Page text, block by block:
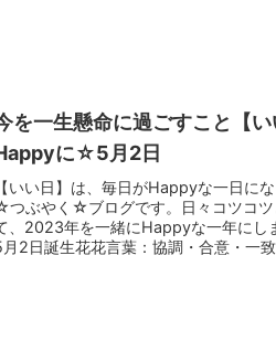
を一生懸命に過ごすこと【
に☆5月2日
いい日】は、毎日がHappyな一日に
ぶやく☆ブログです。日々コツコ
、2023年を一緒にHappyな一年にし
2日誕生花花言葉：協調・合意・一